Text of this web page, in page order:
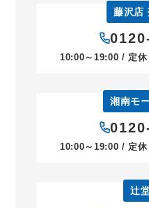
藤沢店
10:00～19:00 / 定休
湘南モ
10:00～19:00 / 定休
辻